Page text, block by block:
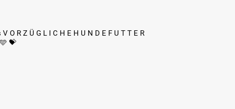
O R Z Ü G L I C H E H U N D E F U T T E R
💝